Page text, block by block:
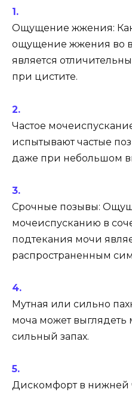
Ощущение жжения: Как
ощущение жжения во
является
при цистите.
Частое
испытывают частые
даже при небольшом
Срочные позывы:
мочеиспусканию в
подтекания мочи
распространенным
Мутная или сильно
моча может выглядеть
сильный запах.
Дискомфорт в нижней